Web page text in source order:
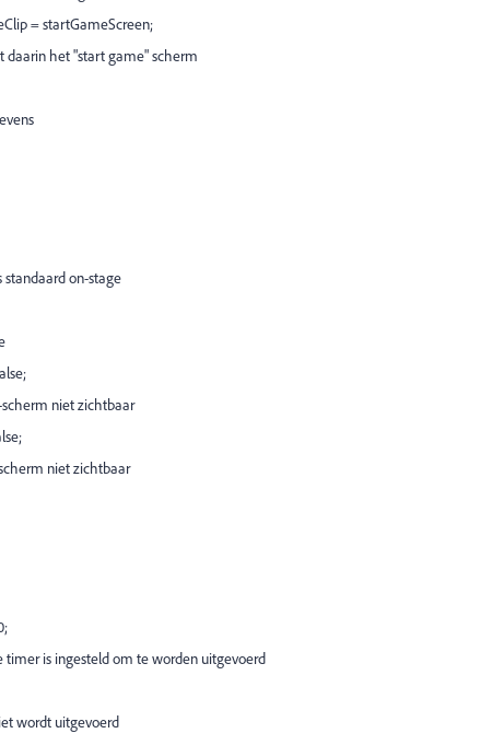
= startGameScreen;
het "start game" scherm
on-stage
niet zichtbaar
niet zichtbaar
is ingesteld om te worden uitgevoerd
wordt uitgevoerd